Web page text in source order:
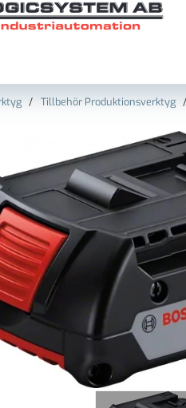
Tillbehör Produktionsverktyg